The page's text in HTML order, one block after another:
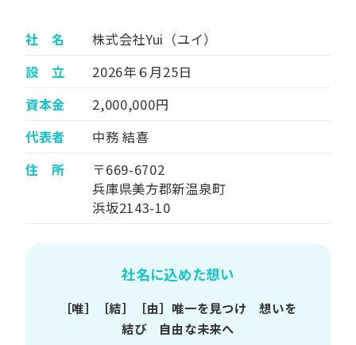
社 名
株式会社Yui（ユイ）
設 立
2026年６月25日
資本金
2,000,000円
代表者
中務 結喜
住 所
〒669-6702
兵庫県美方郡新温泉町
浜坂2143-10
社名に込めた想い
［唯］​［結］​［由］ 唯一を​見つけ 想いを​
結び 自由な​未来へ